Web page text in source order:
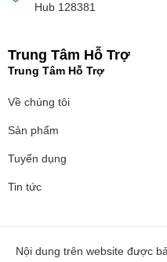
Hub 128381
Trung Tâm Hỗ Trợ
Trung Tâm Hỗ Trợ
Về chúng tôi
Sản phẩm
Tuyển dụng
Tin tức
Nội dung trên website được